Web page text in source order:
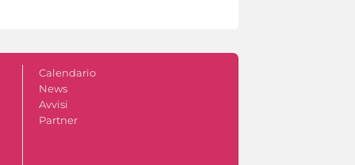
Calendario
News
Avvisi
Partner